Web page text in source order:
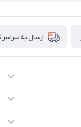
ارسال به